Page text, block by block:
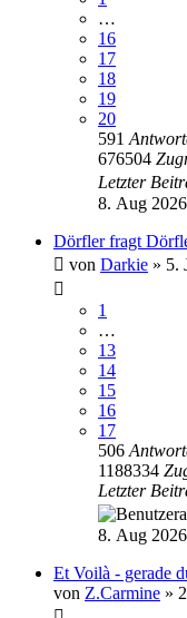
…
16
17
18
19
20
591
676504
Letzter
8. Aug
Dörfler fragt
von Darkie » 5.
1
…
13
14
15
16
17
506
1188334
Letzter
8. Aug
Et Voilà - gerade
von Z.Carmine »